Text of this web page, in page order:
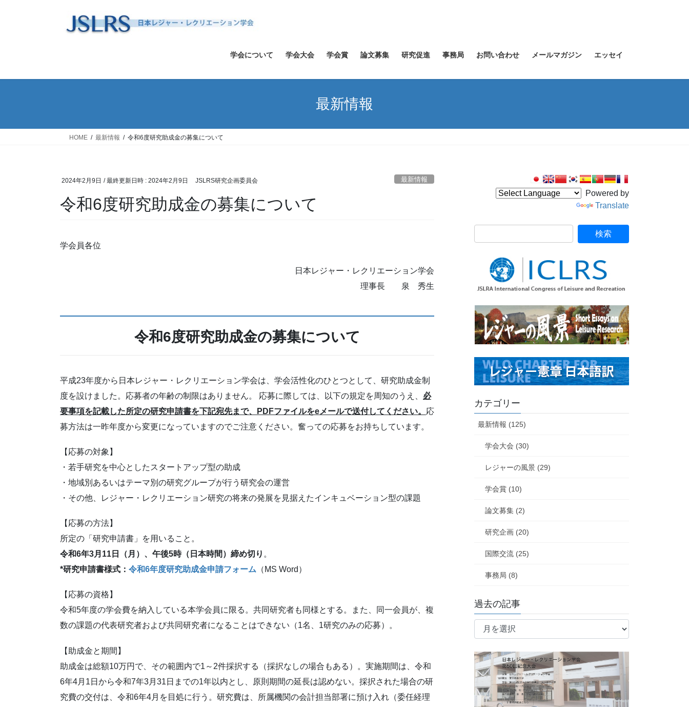
ス
ン
学会について 学会大会 学会賞 論文募集 研究促進 事務局 お問い合わせ メールマガジン エッセイ
最新情報
HOME 最新情報 令和6度研究助成金の募集について
2024年2月9日 / 最終更新日時 : 2024年2月9日 JSLRS研究企画委員会 最新情報
令和6度研究助成金の募集について
学会員各位
日本レジャー・レクリエーション学会
理事長 泉 秀生
令和6度研究助成金の募集について
平成23年度から日本レジャー・レクリエーション学会は、学会活性化のひとつとして、研究助成金制
度を設けました。応募者の年齢の制限はありません。 応募に際しては、以下の規定を周知のうえ、 必
要事項を記載した所定の研究申請書を下記宛先まで、
PDFファイルをeメールで送付してください。 応
募方法は一昨年度から変更になっていますのでご注意ください。奮っての応募をお持ちしています。
【応募の対象】
・若手研究を中心としたスタートアップ型の助成
・地域別あるいはテーマ別の研究グループが行う研究会の運営
・その他、レジャー・レクリエーション研究の将来の発展を見据えたインキュベーション型の課題
【応募の方法】
所定の「研究申請書」を用いること。
令和6年3月11 日（月）、午後5時（日本時間）締め切り 。
*研究申請書様式： 令和6年度研究助成金申請フォーム （MS Word）
【応募の資格】
令和5年度の学会費を納入している本学会員に限る。共同研究者も同様とする。また、同一会員が、複
数の課題の代表研究者および共同研究者になることはできない（1名、1研究のみの応募）。
【助成金と期間】
助成金は総額10万円で、その範囲内で1～2件採択する（採択なしの場合もある）。実施期間は、令和
6年4月1日から令和7年3月31日までの1年以内とし、原則期間の延長は認めない。採択された場合の研
究費の交付は、令和6年4月を目処に行う。研究費は、所属機関の会計担当部署に預け入れ（委任経理
Powered by
Translate
カテゴリー
最新情報 (125)
学会大会 (30)
レジャーの風景 (29)
学会賞 (10)
論文募集 (2)
研究企画 (20)
国際交流 (25)
事務局 (8)
過去の記事
過
記
事